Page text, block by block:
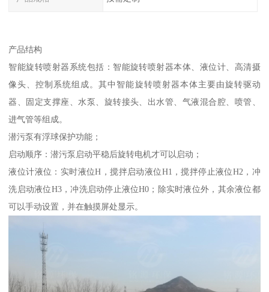
产品结构
智能旋转喷射器系统包括：智能旋转喷射器本体、液位计、高清摄
像头、控制系统组成。其中智能旋转喷射器本体主要由旋转驱动
器、固定支撑座、水泵、旋转接头、出水管、气液混合腔、喷管、
进气管等组成。
潜污泵有浮球保护功能；
启动顺序：潜污泵启动平稳后旋转电机才可以启动；
液位计液位：实时液位H，搅拌启动液位H1，搅拌停止液位H2，冲
洗启动液位H3，冲洗启动停止液位H0；除实时液位外，其余液位都
可以手动设置，并在触摸屏处显示。